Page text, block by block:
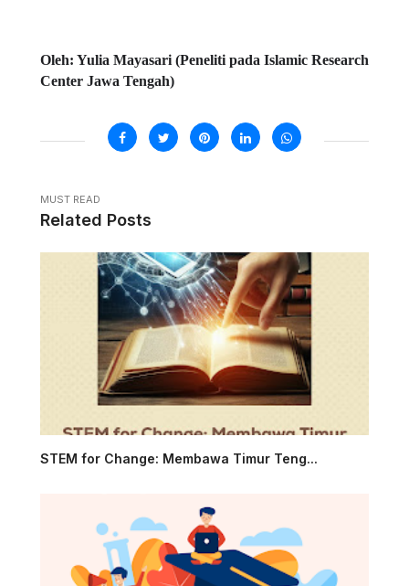
Oleh: Yulia Mayasari (Peneliti pada Islamic Research
Center Jawa Tengah)
MUST READ
Related Posts
STEM for Change: Membawa Timur Teng...